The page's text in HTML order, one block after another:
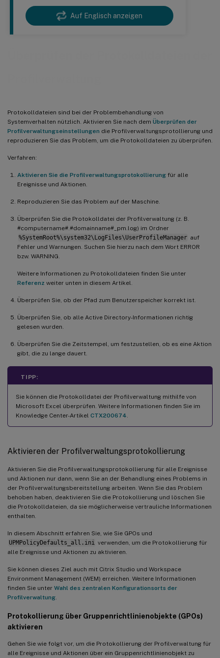
Auf Englisch anzeigen
Protokolldateien sind bei der Problembehandlung von
Systemverhalten nützlich. Aktivieren Sie nach dem Überprüfen der
Profilverwaltungseinstellungen die Profilverwaltungsprotollierung und
reproduzieren Sie das Problem, um die Protokolldateien zu überprüfen.
Verfahren:
Aktivieren Sie die Profilverwaltungsprotokollierung für alle
Ereignisse und Aktionen.
Reproduzieren Sie das Problem auf der Maschine.
Überprüfen Sie die Protokolldatei der Profilverwaltung (z. B.
#computername#.#domainname#_pm.log) im Ordner
%SystemRoot%\system32\LogFiles\UserProfileManager auf
Fehler und Warnungen. Suchen Sie hierzu nach dem Wort ERROR
bzw. WARNING.
Weitere Informationen zu Protokolldateien finden Sie unter
Referenz weiter unten in diesem Artikel.
Überprüfen Sie, ob der Pfad zum Benutzerspeicher korrekt ist.
Überprüfen Sie, ob alle Active Directory-Informationen richtig
gelesen wurden.
Überprüfen Sie die Zeitstempel, um festzustellen, ob es eine Aktion
gibt, die zu lange dauert.
TIPP:
Sie können die Protokolldatei der Profilverwaltung mithilfe von
Microsoft Excel überprüfen. Weitere Informationen finden Sie im
Knowledge Center-Artikel CTX200674
Aktivieren der Profilverwaltungsprotokollierung
Aktivieren Sie die Profilverwaltungsprotokollierung für alle Ereignisse
und Aktionen nur dann, wenn Sie an der Behandlung eines Problems in
der Profilverwaltungsbereitstellung arbeiten. Wenn Sie das Problem
behoben haben, deaktivieren Sie die Protokollierung und löschen Sie
die Protokolldateien, da sie möglicherweise vertrauliche Informationen
enthalten.
In diesem Abschnitt erfahren Sie, wie Sie GPOs und
UPMPolicyDefaults_all.ini verwenden, um die Protokollierung für
alle Ereignisse und Aktionen zu aktivieren.
Sie können dieses Ziel auch mit Citrix Studio und Workspace
Environment Management (WEM) erreichen. Weitere Informationen
finden Sie unter Wahl des zentralen Konfigurationsorts der
Profilverwaltung
Protokollierung über Gruppenrichtlinienobjekte (GPOs)
aktivieren
Gehen Sie wie folgt vor, um die Protokollierung der Profilverwaltung für
alle Ereignisse und Aktionen über ein Gruppenrichtlinienobjekt zu